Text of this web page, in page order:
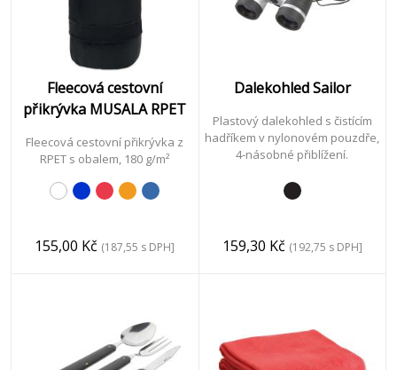
Fleecová cestovní
přikrývka MUSALA RPET
Fleecová cestovní přikrývka z
RPET s obalem, 180 g/m²
155,00 Kč (187,55 s DPH]
Dalekohled Sailor
Plastový dalekohled s čistícím
hadříkem v nylonovém pouzdře,
4-násobné přiblížení.
159,30 Kč (192,75 s DPH]